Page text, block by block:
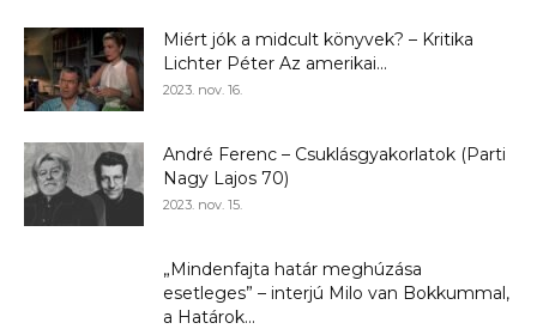
Miért jók a midcult könyvek? – Kritika
Lichter Péter Az amerikai...
2023. nov. 16.
André Ferenc – Csuklásgyakorlatok (Parti
Nagy Lajos 70)
2023. nov. 15.
„Mindenfajta határ meghúzása
esetleges” – interjú Milo van Bokkummal,
a Határok...